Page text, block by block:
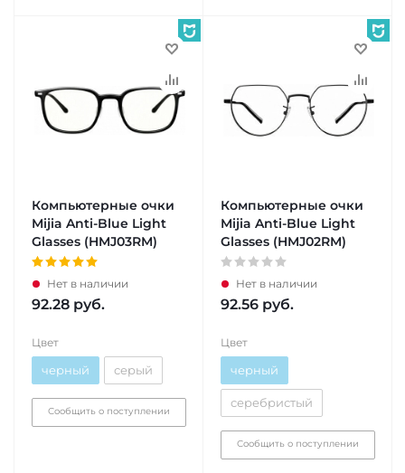
Компьютерные очки
Mijia Anti-Blue Light
Glasses (HMJ03RM)
Нет в наличии
92.28 руб.
Цвет
черный серый
Сообщить о поступлении
Компьютерные очки
Mijia Anti-Blue Light
Glasses (HMJ02RM)
Нет в наличии
92.56 руб.
Цвет
черный
серебристый
Сообщить о поступлении